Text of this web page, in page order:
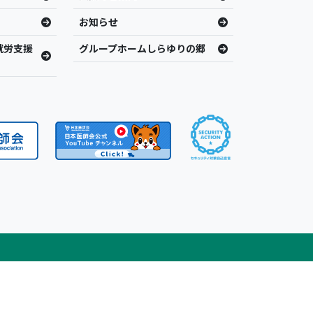
お知らせ
労支援
グループホームしらゆりの郷